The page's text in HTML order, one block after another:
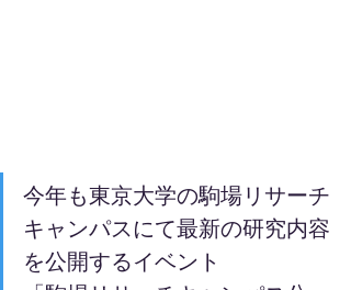
今年も東京大学の駒場リサーチ
キャンパスにて最新の研究内容
を公開するイベント